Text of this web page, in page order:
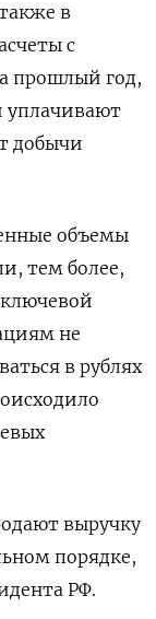
в
с
прошлый год,
уплачивают
добычи
объемы
тем более,
не
в рублях
выручку
порядке,
РФ.